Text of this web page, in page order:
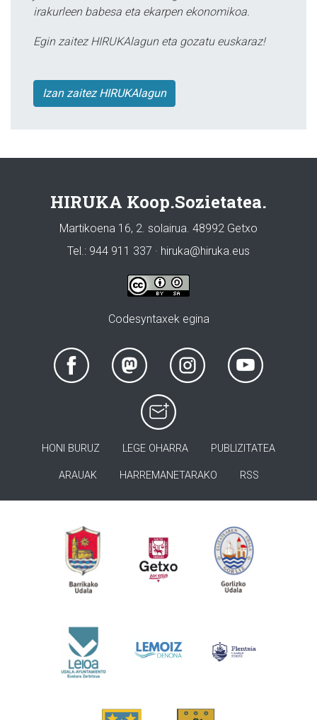
irakurleen babesa eta ekarpen ekonomikoa.
Egin zaitez HIRUKAlagun eta gozatu euskaraz!
Izan zaitez HIRUKAlagun
HIRUKA Koop.Sozietatea.
Martikoena 16, 2. solairua. 48992 Getxo
Tel.: 944 911 337 · hiruka@hiruka.eus
Codesyntaxek egina
HONI BURUZ LEGE OHARRA PUBLIZITATEA
ARAUAK HARREMANETARAKO RSS